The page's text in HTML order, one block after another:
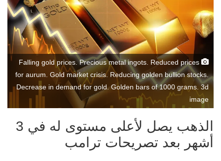
Falling gold prices. Precious metal ingots. Reduced prices
for aurum. Gold market crisis. Reducing golden bullion stocks.
Decrease in demand for gold. Golden bars of 1000 grams. 3d
image
الذهب يصل لأعلى مستوى له في 3
أشهر بعد تصريحات ترامب